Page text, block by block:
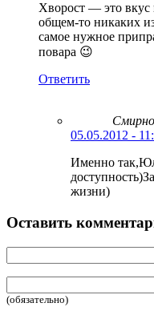
Хворост — это вкус
общем-то никаких
самое нужное
повара 😉
Ответить
05.05.2012 -
Именно
жизни)
Оставить
(обязательно)